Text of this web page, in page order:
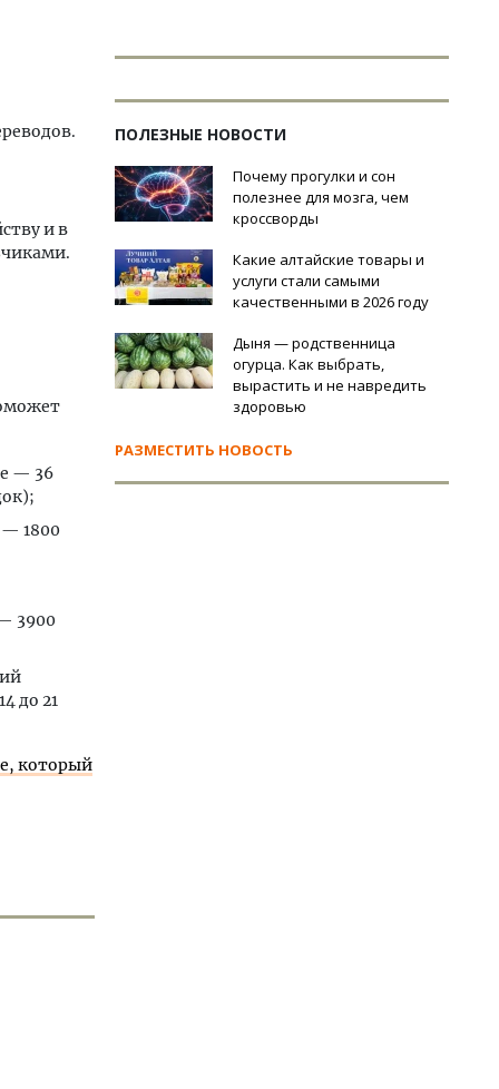
и в
— 36
— 1800
3900
до 21
который
ПОЛЕЗНЫЕ НОВОСТИ
Почему прогулки и сон
полезнее для мозга, чем
кроссворды
Какие алтайские товары и
услуги стали самыми
качественными в 2026 году
Дыня — родственница
огурца. Как выбрать,
вырастить и не навредить
здоровью
РАЗМЕСТИТЬ НОВОСТЬ